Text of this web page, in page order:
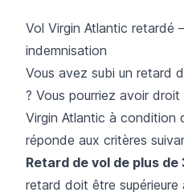
Vol Virgin Atlantic retardé
indemnisation
Vous avez subi un retard
? Vous pourriez avoir
Virgin Atlantic à condition
réponde aux critères
Retard de vol de plus de
retard doit être supérieure